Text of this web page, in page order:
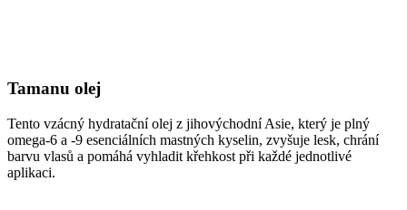
Tamanu olej
Tento vzácný hydratační olej z jihovýchodní Asie, který je plný
omega-6 a -9 esenciálních mastných kyselin, zvyšuje lesk, chrání
barvu vlasů a pomáhá vyhladit křehkost při každé jednotlivé
aplikaci.